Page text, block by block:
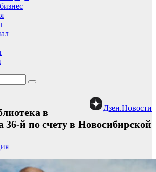
Дзен.Новости
в
36-й по счету в Новосибирской